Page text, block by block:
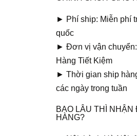
► Phí ship: Miễn phí
quốc
► Đơn vị vận
Hàng Tiết Kiệm
► Thời gian ship
các ngày trong tuần
BAO LÂU THÌ
HÀNG?